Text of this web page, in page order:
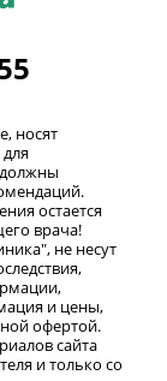
носят
должны
остается
врача!
не несут
и цены,
офертой.
сайта
и только со